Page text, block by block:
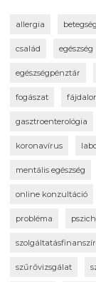
allergia betegség
család egészség
egészségpénztár
fogászat
gasztroenterológia
koronavírus
mentális egészség
online konzultáció
probléma
szűrővizsgálat